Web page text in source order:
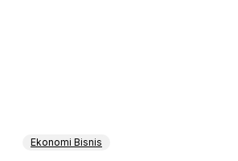
Ekonomi Bisnis